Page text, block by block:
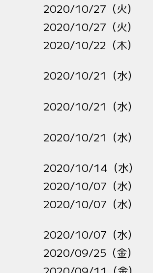
2020/10/27（火）
2020/10/27（火）
2020/10/22（木）
2020/10/21（水）
2020/10/21（水）
2020/10/21（水）
2020/10/14（水）
2020/10/07（水）
2020/10/07（水）
2020/10/07（水）
2020/09/25（金）